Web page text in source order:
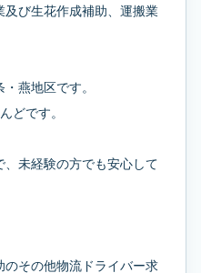
及び生花作成補助、運搬業
燕地区です。
どです。
未経験の方でも安心して
その他物流ドライバー求